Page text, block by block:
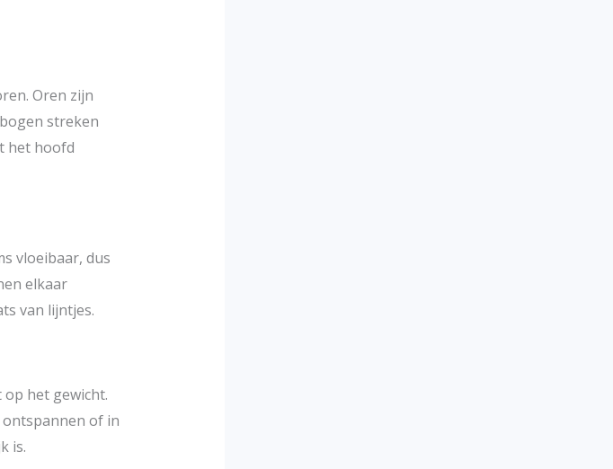
Oren zijn
streken
het hoofd
vloeibaar, dus
elkaar
van lijntjes.
het gewicht.
of in
is.